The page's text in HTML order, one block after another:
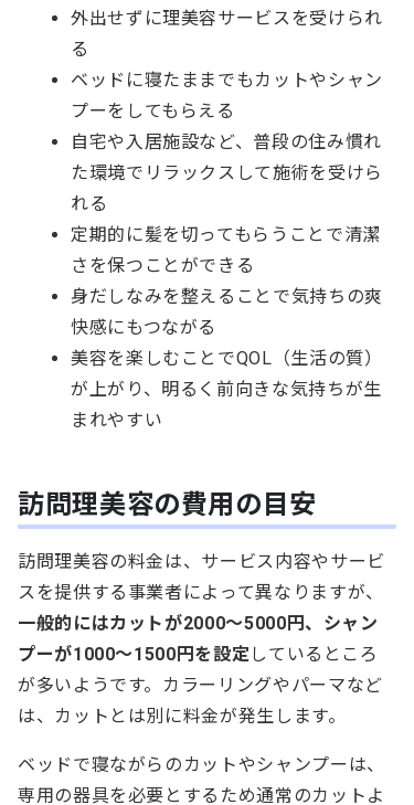
外出せずに理美容サービスを受けられ
る
ベッドに寝たままでもカットやシャン
プーをしてもらえる
自宅や入居施設など、普段の住み慣れ
た環境でリラックスして施術を受けら
れる
定期的に髪を切ってもらうことで清潔
さを保つことができる
身だしなみを整えることで気持ちの爽
快感にもつながる
美容を楽しむことでQOL（生活の質）
が上がり、明るく前向きな気持ちが生
まれやすい
訪問理美容の費用の目安
訪問理美容の料金は、サービス内容やサービ
スを提供する事業者によって異なりますが、
一般的にはカットが2000〜5000円、シャン
プーが1000～1500円を設定しているところ
が多いようです。カラーリングやパーマなど
は、カットとは別に料金が発生します。
ベッドで寝ながらのカットやシャンプーは、
専用の器具を必要とするため通常のカットよ